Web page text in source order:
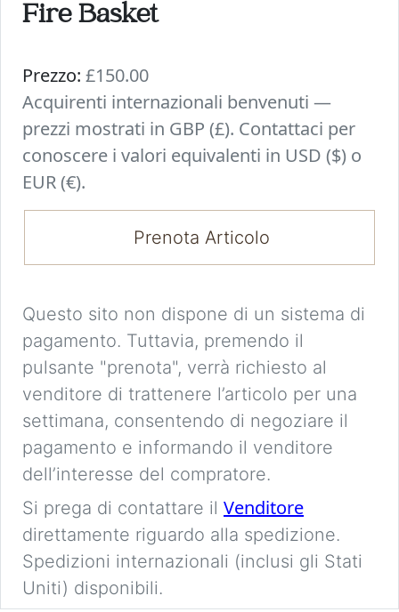
Fire Basket
Prezzo: £150.00
Acquirenti internazionali benvenuti —
prezzi mostrati in GBP (£). Contattaci per
conoscere i valori equivalenti in USD ($) o
EUR (€).
Prenota Articolo
Questo sito non dispone di un sistema di
pagamento. Tuttavia, premendo il
pulsante "prenota", verrà richiesto al
venditore di trattenere l’articolo per una
settimana, consentendo di negoziare il
pagamento e informando il venditore
dell’interesse del compratore.
Si prega di contattare il Venditore
direttamente riguardo alla spedizione.
Spedizioni internazionali (inclusi gli Stati
Uniti) disponibili.